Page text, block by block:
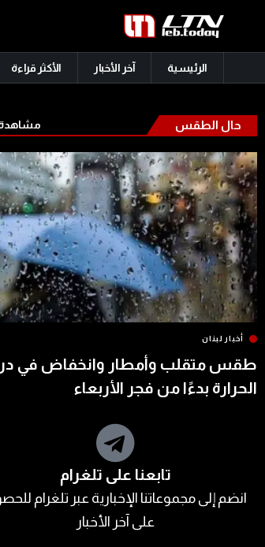
الرئيسية آخر الأخبار الأكثر قراءة
حال الطقس
أخبار لبنان
طقس متقلب وأمطار وانخفاض في
الحرارة بدءًا من فجر الأربعاء
تابعنا على تلغرام
انضم إلى مجموعاتنا الإخبارية عبر تلغرام
على آخر الأخبار